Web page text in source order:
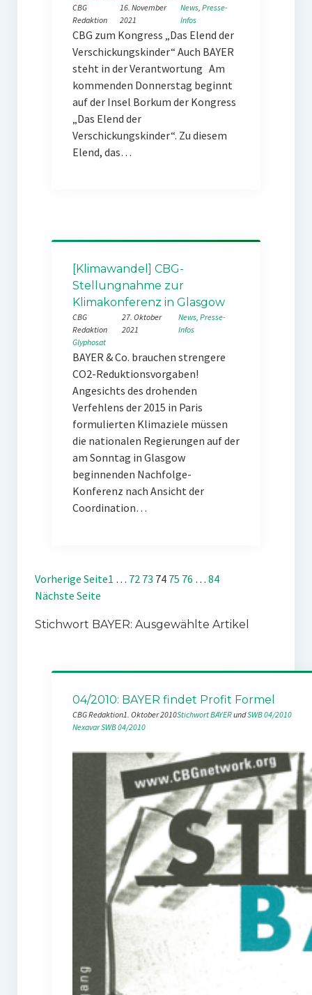
CBG
Redaktion
16. November
2021
News, Presse-
Infos
CBG zum Kongress „Das Elend der
Verschickungskinder“ Auch BAYER
steht in der Verantwortung Am
kommenden Donnerstag beginnt
auf der Insel Borkum der Kongress
„Das Elend der
Verschickungskinder“. Zu diesem
Elend, das…
[Klimawandel] CBG-
Stellungnahme zur
Klimakonferenz in Glasgow
CBG
Redaktion
27. Oktober
2021
News, Presse-
Infos
Glyphosat
BAYER & Co. brauchen strengere
CO2-Reduktionsvorgaben!
Angesichts des drohenden
Verfehlens der 2015 in Paris
formulierten Klimaziele müssen
die nationalen Regierungen auf der
am Sonntag in Glasgow
beginnenden Nachfolge-
Konferenz nach Ansicht der
Coordination…
Vorherige Seite1 … 72 73 74 75 76 … 84
Nächste Seite
Stichwort BAYER: Ausgewählte Artikel
04/2010: BAYER findet Profit Formel
CBG Redaktion1. Oktober 2010Stichwort BAYER und SWB 04/2010
NexavarSWB 04/2010